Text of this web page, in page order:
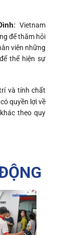
Vietnam
để thăm hỏi
viên những
thể hiện sự
và tính chất
quyền lợi về
theo quy